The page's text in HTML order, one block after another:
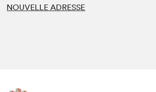
NOUVELLE ADRESSE